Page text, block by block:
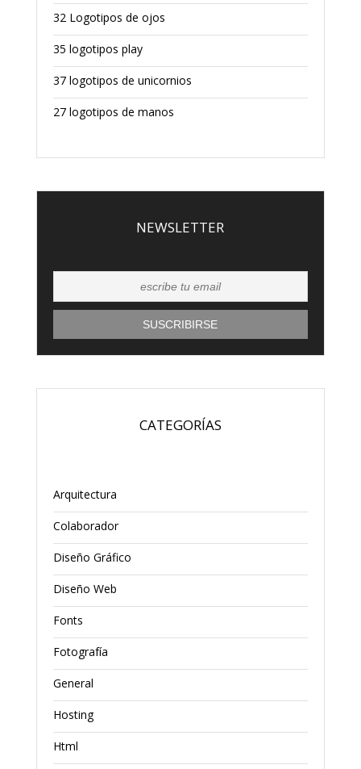
32 Logotipos de ojos
35 logotipos play
37 logotipos de unicornios
27 logotipos de manos
NEWSLETTER
CATEGORÍAS
Arquitectura
Colaborador
Diseño Gráfico
Diseño Web
Fonts
Fotografía
General
Hosting
Html